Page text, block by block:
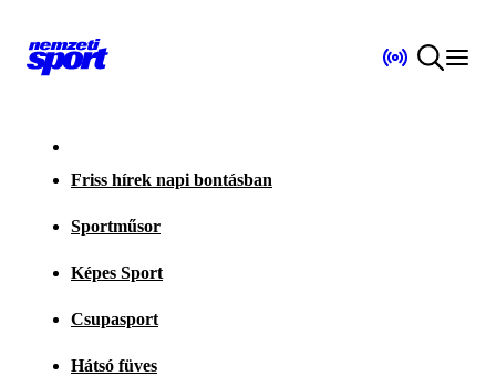
Friss hírek napi bontásban
Sportműsor
Képes Sport
Csupasport
Hátsó füves